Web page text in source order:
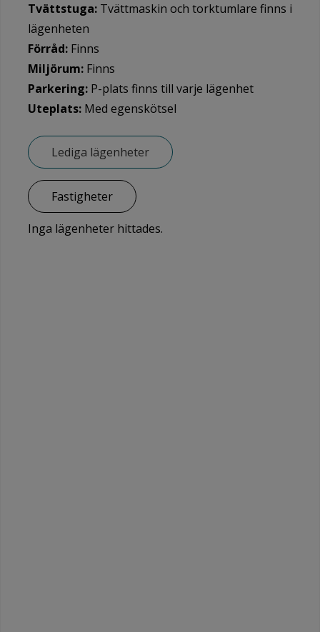
Tvättstuga: Tvättmaskin och torktumlare finns i
lägenheten
Förråd: Finns
Miljörum: Finns
Parkering: P-plats finns till varje lägenhet
Uteplats: Med egenskötsel
Lediga lägenheter
Fastigheter
Inga lägenheter hittades.